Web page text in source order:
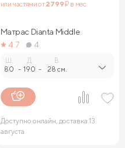
или частями от2 799₽ в мес.
Матрас Dianta Middle
4.7
4
80 -
Д.
190 -
В.
28 см.
Доступно онлайн, доставка 13
августа